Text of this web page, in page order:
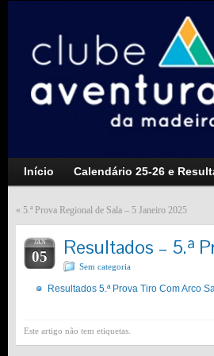
Início Calendário 25-26 e
« 5.ª Prova Regional de Sala – 5 Janeiro 2025
JAN
05 Resultados – 5.ª
Sem categoria
Resultados 5.ª Prova Tiro Com Arco
Este artigo não tem etiquetas.